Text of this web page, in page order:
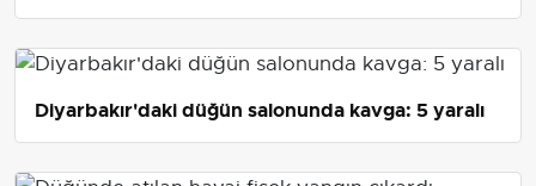
Diyarbakır'daki düğün salonunda kavga: 5 yaralı